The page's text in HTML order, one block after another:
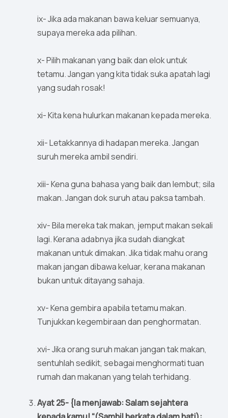
ix- Jika ada makanan bawa keluar semuanya,
supaya mereka ada pilihan.
x- Pilih makanan yang baik dan elok untuk
tetamu. Jangan yang kita tidak suka apatah lagi
yang sudah rosak!
xi- Kita kena hulurkan makanan kepada mereka.
xii- Letakkannya di hadapan mereka. Jangan
suruh mereka ambil sendiri.
xiii- Kena guna bahasa yang baik dan lembut; sila
makan. Jangan dok suruh atau paksa tambah.
xiv- Bila mereka tak makan, jemput makan sekali
lagi. Kerana adabnya jika sudah diangkat
makanan untuk dimakan. Jika tidak mahu orang
makan jangan dibawa keluar, kerana makanan
bukan untuk ditayang sahaja.
xv- Kena gembira apabila tetamu makan.
Tunjukkan kegembiraan dan penghormatan.
xvi- Jika orang suruh makan jangan tak makan,
sentuhlah sedikit, sebagai menghormati tuan
rumah dan makanan yang telah terhidang.
Ayat 25- {Ia menjawab: Salam sejahtera